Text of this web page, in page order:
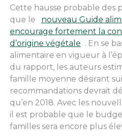
Cette hausse probable des
que le
nouveau Guide
encourage fortement la
d’origine végétale . En se
alimentaire en vigueur à
du rapport, les auteurs
famille moyenne désirant
recommandations devrait
qu’en 2018. Avec les
il est probable que le
familles sera encore plus